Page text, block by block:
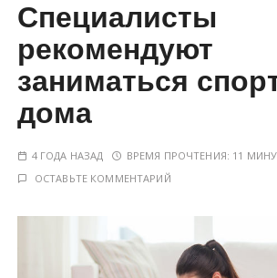
Специалисты
рекомендуют
заниматься
дома
4 ГОДА НАЗАД ВРЕМЯ ПРОЧТЕНИЯ: 11
ОСТАВЬТЕ КОММЕНТАРИЙ